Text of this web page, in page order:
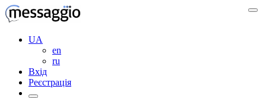
UA
en
ru
Вхід
Реєстрація